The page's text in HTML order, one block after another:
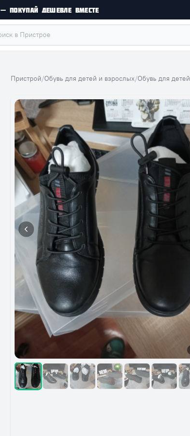
— покупай дешевле вместе
Пристрой/Обувь для детей и взрослых/Обувь для детей